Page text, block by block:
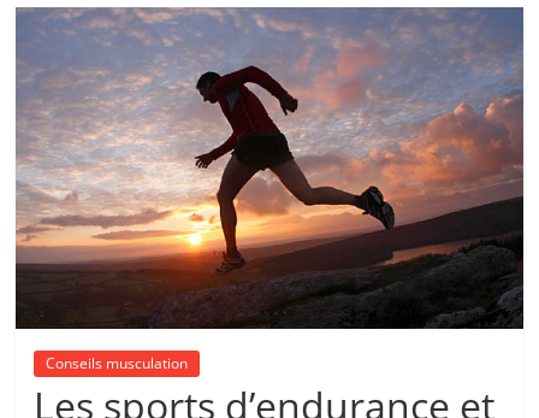
Conseils musculation
Les sports d’endurance et